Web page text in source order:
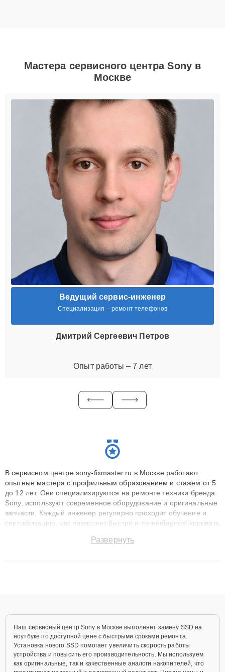
Мастера сервисного центра Sony в
Москве
Ведущий сервис-инженер
Специализация – ремонт телефонов
Дмитрий Сергеевич Петров
Опыт работы – 7 лет
В сервисном центре sony-fixmaster.ru в Москве работают
опытные мастера с профильным образованием и стажем от 5
до 12 лет. Они специализируются на ремонте техники бренда
Sony, используют современное оборудование и оригинальные
запчасти. Каждый инженер регулярно проходит обучение и
сертификацию, что позволяет быстро и точноdiagnostikировать
до 3 лет. Наши мастера решают сложные случаи: от замены
Развернуть
Наш сервисный центр Sony в Москве выполняет замену SSD на
ноутбуке по доступной цене с быстрыми сроками ремонта.
Установка нового SSD помогает увеличить скорость работы
устройства и повысить его производительность. Мы используем
как оригинальные, так и качественные аналоги накопителей, что